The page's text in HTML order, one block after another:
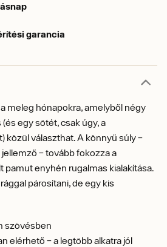
garancia
meleg hónapokra, amelyből négy
egy sötét, csak úgy, a
közül választhat. A könnyű súly –
– tovább fokozza a
pamut enyhén rugalmas kialakítása.
párosítani, de egy kis
szövésben
elérhető – a legtöbb alkatra jól